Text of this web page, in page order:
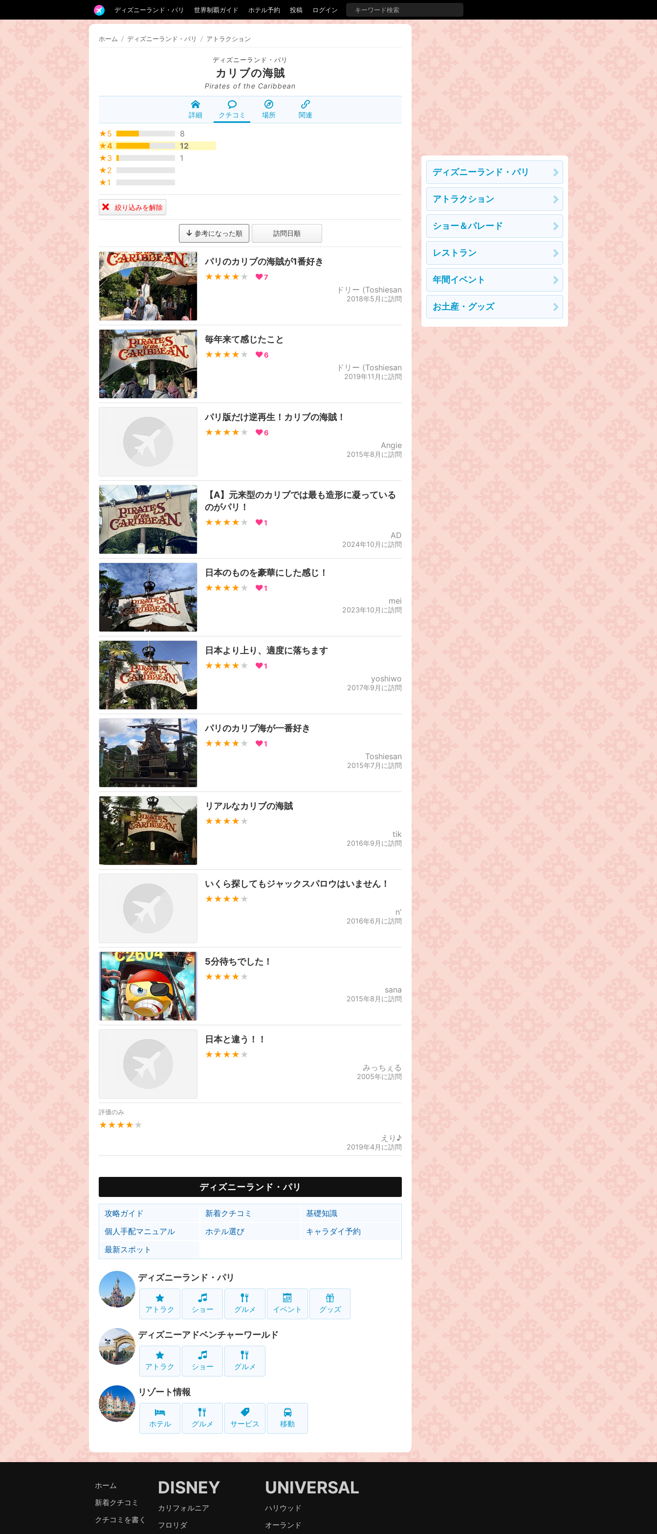
ディズニーランド・パリ 世界制覇ガイド ホテル予約 投稿 ログイン
ホーム / ディズニーランド・パリ / アトラクション
ディズニーランド・パリ
カリブの海賊
Pirates of the Caribbean
詳細 クチコミ 場所 関連
★5
8
★4
12
★3
1
★2
★1
絞り込みを解除
参考になった順 訪問日順
パリのカリブの海賊が1番好き
★★★★ ★ 7
ドリー (Toshiesan
2018年5月に訪問
毎年来て感じたこと
★★★★ ★ 6
ドリー (Toshiesan
2019年11月に訪問
パリ版だけ逆再生！カリブの海賊！
★★★★ ★ 6
Angie
2015年8月に訪問
【A】元来型のカリブでは最も造形に凝っている
のがパリ！
★★★★ ★ 1
AD
2024年10月に訪問
日本のものを豪華にした感じ！
★★★★ ★ 1
mei
2023年10月に訪問
日本より上り、適度に落ちます
★★★★ ★ 1
yoshiwo
2017年9月に訪問
パリのカリブ海が一番好き
★★★★ ★ 1
Toshiesan
2015年7月に訪問
リアルなカリブの海賊
★★★★ ★
tik
2016年9月に訪問
いくら探してもジャックスパロウはいません！
★★★★ ★
n'
2016年6月に訪問
5分待ちでした！
★★★★ ★
sana
2015年8月に訪問
日本と違う！！
★★★★ ★
みっちぇる
2005年に訪問
評価のみ
★★★★ ★
えり♪
2019年4月に訪問
ディズニーランド・パリ
攻略ガイド 新着クチコミ
基礎知識
個人手配マニュアル
ホテル選び
キャラダイ予約
最新スポット
ディズニーランド・パリ
アトラク ショー グルメ イベント グッズ
ディズニーアドベンチャーワールド
アトラク ショー グルメ
リゾート情報
ホテル グルメ サービス 移動
ディズニーランド・パリ
アトラクション
ショー＆パレード
レストラン
年間イベント
お土産・グッズ
ホーム
新着クチコミ
クチコミを書く
DISNEY
カリフォルニア
フロリダ
UNIVERSAL
ハリウッド
オーランド